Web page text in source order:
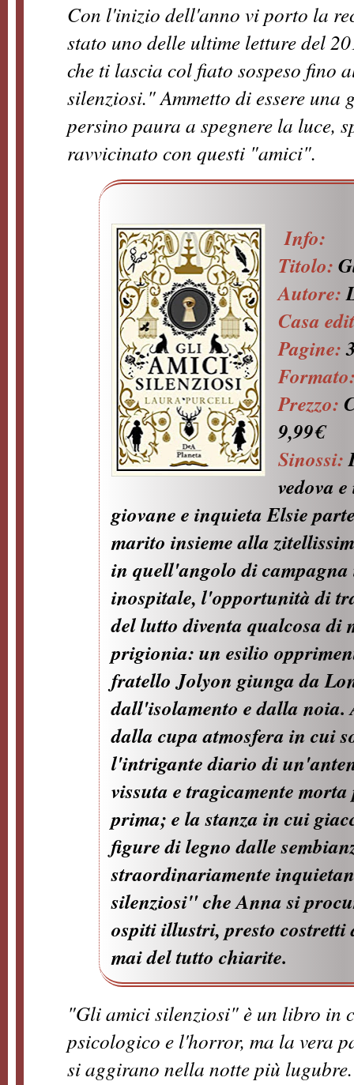
Con l'inizio dell'anno vi porto la
stato uno delle ultime letture del
che ti lascia col fiato sospeso fino
silenziosi." Ammetto di essere
persino paura a spegnere la luce,
ravvicinato con questi "amici".
Info:
Titolo:
Autore:
Casa
Pagine:
Prezzo:
9,99€
Sinossi:
vedova
giovane e inquieta Elsie
marito insieme alla
in quell'angolo di campagna
inospitale, l'opportunità di
del lutto diventa qualcosa di
prigionia: un esilio
fratello Jolyon giunga da
dall'isolamento e dalla noia.
dalla cupa atmosfera in cui
l'intrigante diario di
vissuta e tragicamente
prima; e la stanza in cui
figure di legno dalle
straordinariamente
silenziosi" che Anna si
ospiti illustri, presto
mai del tutto chiarite.
"Gli amici silenziosi" è un libro in
psicologico e l'horror, ma la vera
si aggirano nella notte più lugubre.